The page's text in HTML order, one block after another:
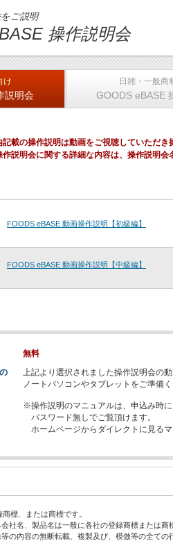
ご説明
BASE 操作説明会
け
説明会
日雑・一般商
GOODS eBASE
記載の操作説明は動画をご視聴していただ
説明会に関する詳細な内容は、操作説明
FOODS eBASE 動画操作説明【初級編】
FOODS eBASE 動画操作説明【中級編】
無料
上記より選択されました操作説明会の
ノートパソコンやタブレットをご準備
※操作説明のマニュアルは、申込み時
パスワード無しでご覧頂けます。
ホームページからダイレクトに見る
商標、または商標です。
社名、製品名は一般に各社の登録商標または商
の内容の無断転載、複製及び、模倣等の全ての